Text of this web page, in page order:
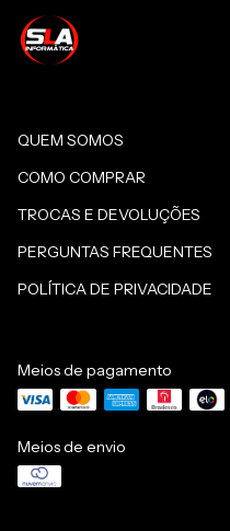
QUEM SOMOS
COMO COMPRAR
TROCAS E DEVOLUÇÕES
PERGUNTAS FREQUENTES
POLÍTICA DE PRIVACIDADE
Meios de pagamento
Meios de envio